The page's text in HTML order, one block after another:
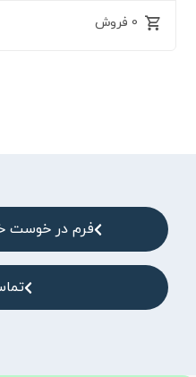
0 فروش
فرم در خوست